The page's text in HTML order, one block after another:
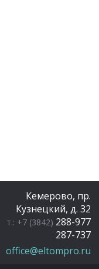
Кемерово, пр.
Кузнецкий, д. 32
т.: +7 (3842) 288-977
287-737
office@eltompro.ru